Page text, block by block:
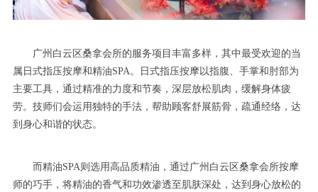
广州白云区桑拿会所的服务项目丰富多样，其中最受欢迎的当
属日式指压按摩和精油SPA。日式指压按摩以指腹、手掌和肘部为
主要工具，通过精准的力度和节奏，深层放松肌肉，缓解身体疲
劳。技师们会运用独特的手法，帮助顾客舒展筋骨，疏通经络，达
到身心和谐的状态。
而精油SPA则选用高品质精油，通过广州白云区桑拿会所按摩
师的巧手，将精油的香气和功效渗透至肌肤深处，达到身心放松的